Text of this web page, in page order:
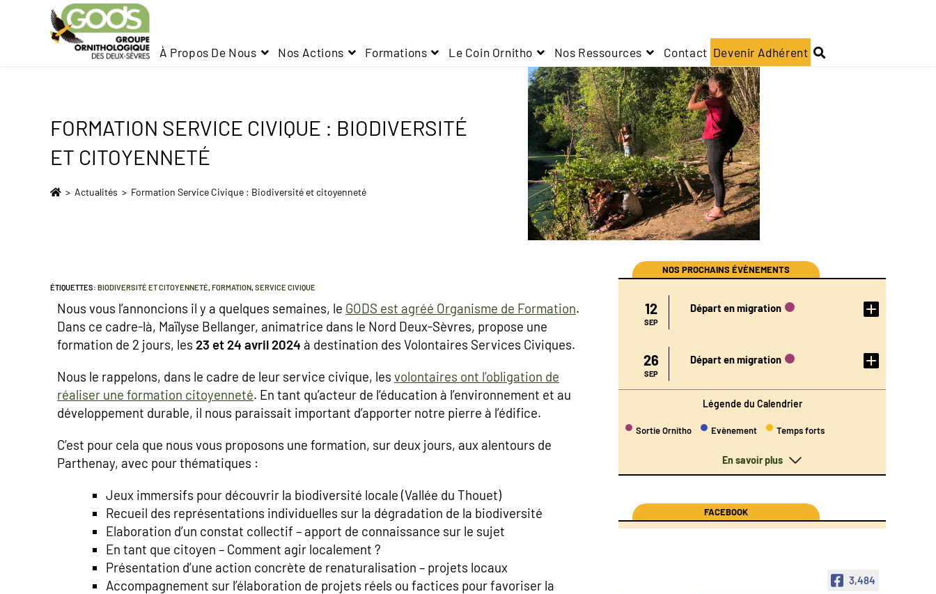
À Propos De Nous Nos Actions Formations Le Coin Ornitho Nos Ressources Contact Devenir Adhérent
FORMATION SERVICE CIVIQUE : BIODIVERSITÉ
ET CITOYENNETÉ
> Actualités > Formation Service Civique : Biodiversité et citoyenneté
ÉTIQUETTES: BIODIVERSITÉ ET CITOYENNETÉ, FORMATION, SERVICE CIVIQUE
Nous vous l’annoncions il y a quelques semaines, le GODS est agréé Organisme de Formation.
Dans ce cadre-là, Maïlyse Bellanger, animatrice dans le Nord Deux-Sèvres, propose une
formation de 2 jours, les 23 et 24 avril 2024 à destination des Volontaires Services Civiques.
Nous le rappelons, dans le cadre de leur service civique, les volontaires ont l’obligation de
réaliser une formation citoyenneté. En tant qu’acteur de l’éducation à l’environnement et au
développement durable, il nous paraissait important d’apporter notre pierre à l’édifice.
C’est pour cela que nous vous proposons une formation, sur deux jours, aux alentours de
Parthenay, avec pour thématiques :
Jeux immersifs pour découvrir la biodiversité locale (Vallée du Thouet)
Recueil des représentations individuelles sur la dégradation de la biodiversité
Elaboration d’un constat collectif – apport de connaissance sur le sujet
En tant que citoyen – Comment agir localement ?
Présentation d’une action concrète de renaturalisation – projets locaux
Accompagnement sur l’élaboration de projets réels ou factices pour favoriser la
NOS PROCHAINS ÉVÈNEMENTS
12
SEP
Départ en migration
DE
L'ÉVÉN
26
SEP
Départ en migration
DE
L'ÉVÉN
Légende du Calendrier
Sortie Ornitho Evènement Temps forts
En savoir plus
FACEBOOK
3,484